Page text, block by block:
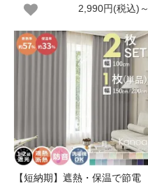
2,990円(税込)～
【短納期】遮熱・保温で節電